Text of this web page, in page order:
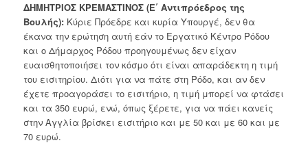
ΔΗΜΗΤΡΙΟΣ ΚΡΕΜΑΣΤΙΝΟΣ (Ε΄ Αντιπρόεδρος της
Βουλής):Κύριε Πρόεδρε και κυρία Υπουργέ, δεν θα
έκανα την ερώτηση αυτή εάν το Εργατικό Κέντρο Ρόδου
και ο Δήμαρχος Ρόδου προηγουμένως δεν είχαν
ευαισθητοποιήσει τον κόσμο ότι είναι απαράδεκτη η τιμή
του εισιτηρίου. Διότι για να πάτε στη Ρόδο, και αν δεν
έχετε προαγοράσει το εισιτήριο, η τιμή μπορεί να φτάσει
και τα 350 ευρώ, ενώ, όπως ξέρετε, για να πάει κανείς
στην Αγγλία βρίσκει εισιτήριο και με 50 και με 60 και με
70 ευρώ.